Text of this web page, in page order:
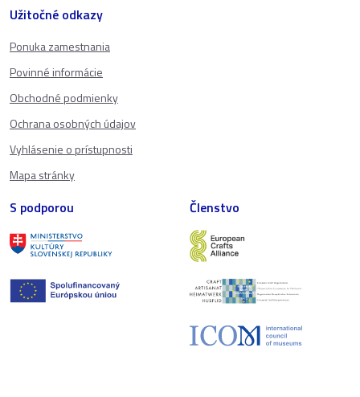
Užitočné odkazy
Ponuka zamestnania
Povinné informácie
Obchodné podmienky
Ochrana osobných údajov
Vyhlásenie o prístupnosti
Mapa stránky
S podporou Členstvo